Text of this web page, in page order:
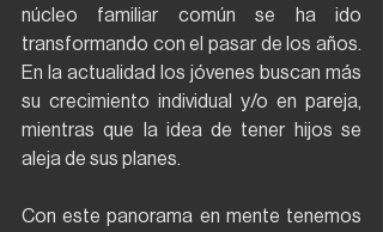
núcleo familiar común se ha ido
transformando con el pasar de los años.
En la actualidad los jóvenes buscan más
su crecimiento individual y/o en pareja,
mientras que la idea de tener hijos se
aleja de sus planes.
Con este panorama en mente tenemos